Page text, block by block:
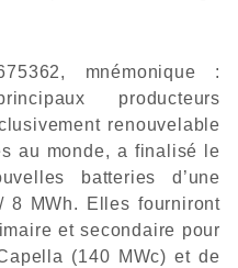
mnémonique :
producteurs
renouvelable
au monde, a finalisé le
batteries d’une
8 MWh. Elles fourniront
et secondaire pour
(140 MWc) et de